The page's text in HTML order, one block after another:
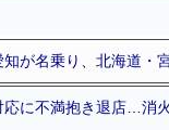
が名乗り、北海道・
応に不満抱き退店…